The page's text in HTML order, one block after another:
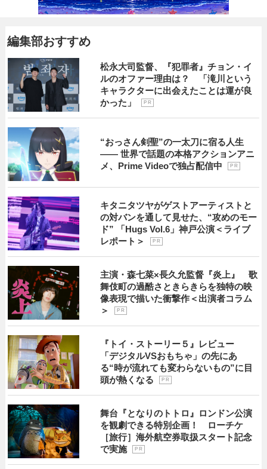
編集部おすすめ
松永大司監督、『犯罪者』チョン・イ
ルのオファー理由は？ 「滝川という
キャラクターに出会えたことは運が良
かった」
P R
“おっさん剣聖”の一太刀に宿る人生
―― 世界で話題の本格アクションアニ
メ、Prime Videoで独占配信中
P R
キタニタツヤがゲストアーティストと
の対バンを通して見せた、“攻めのモー
ド” 「Hugs Vol.6」神戸公演＜ライブ
レポート＞
P R
主演・森七菜×長久允監督『炎上』 歌
舞伎町の過酷さときらきらを独特の映
像表現で描いた衝撃作＜出演者コラム
＞
P R
『トイ・ストーリー５』レビュー
「デジタルVSおもちゃ」の先にあ
る“時が流れても変わらないもの”に目
頭が熱くなる
P R
舞台『となりのトトロ』ロンドン公演
を観劇できる特別企画！ ローチケ
［旅行］海外航空券取扱スタート記念
で実施
P R